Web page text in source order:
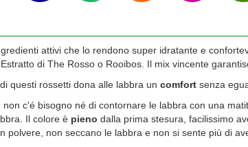
attivi che lo rendono super idratante e
di The Rosso o Rooibos. Il mix vincente
questi rossetti dona alle labbra un comfort senza
c'é bisogno né di contornare le labbra con una
Il colore è pieno dalla prima stesura, facilissimo
polvere, non seccano le labbra e non si sente più di